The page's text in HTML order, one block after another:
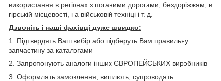
використання в регіонах з поганими дорогами, бездоріжжям, в
гірській місцевості, на військовій техніці і т. д.
Дзвоніть і наші фахівці дуже швидко:
1. Підтвердять Ваш вибір або підберуть Вам правильну
запчастину за каталогами
2. Запропонують аналоги інших ЄВРОПЕЙСЬКИХ виробників
3. Оформлять замовлення, вишлють, супроводять